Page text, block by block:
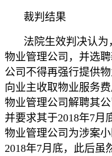
裁判结果
法院生效判决认
物业管理公司，并选
公司不得再强行提供
向业主收取物业服务
物业管理公司解聘其
并要求其于2018年7月
物业管理公司为涉案
2018年7月底，此后虽